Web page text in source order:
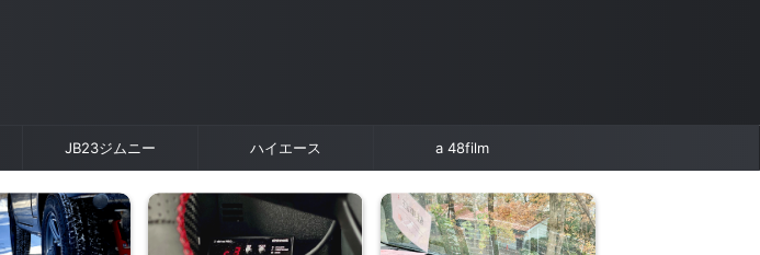
JB23ジムニー ハイエース a 48film